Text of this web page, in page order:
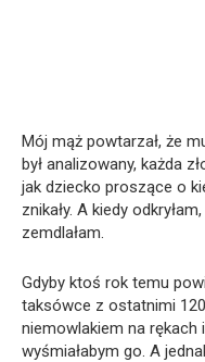
Mój mąż powtarzał, że
był analizowany, każda
jak dziecko proszące o
znikały. A kiedy
zemdlałam.
Gdyby ktoś rok temu
taksówce z ostatnimi
niemowlakiem na rękach
wyśmiałabym go. A